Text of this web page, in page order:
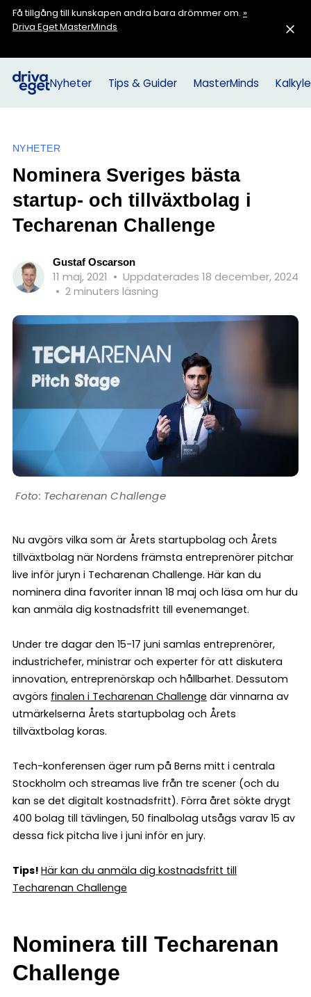
Få tillgång till kunskapen andra bara drömmer om. »
Driva Eget MasterMinds
Nyheter Tips & Guider MasterMinds
NYHETER
Nominera Sveriges bästa
startup- och tillväxtbolag i
Techarenan Challenge
Gustaf Oscarson
11 maj, 2021 • Uppdaterades 18 december, 2024
• 2 minuters läsning
Techarenan Challenge
Nu avgörs vilka som är Årets startupbolag och Årets
tillväxtbolag när Nordens främsta entreprenörer pitchar
live inför juryn i Techarenan Challenge. Här kan du
nominera dina favoriter innan 18 maj och läsa om hur du
kan anmäla dig kostnadsfritt till evenemanget.
Under tre dagar den 15-17 juni samlas entreprenörer,
industrichefer, ministrar och experter för att diskutera
innovation, entreprenörskap och hållbarhet. Dessutom
avgörs finalen i Techarenan Challenge där vinnarna av
utmärkelserna Årets startupbolag och Årets
tillväxtbolag koras.
Tech-konferensen äger rum på Berns mitt i centrala
Stockholm och streamas live från tre scener (och du
kan se det digitalt kostnadsfritt). Förra året sökte drygt
400 bolag till tävlingen, 50 finalbolag utsågs varav 15 av
dessa fick pitcha live i juni inför en jury.
Tips! Här kan du anmäla dig kostnadsfritt till
Techarenan Challenge
Nominera till Techarenan
Challenge